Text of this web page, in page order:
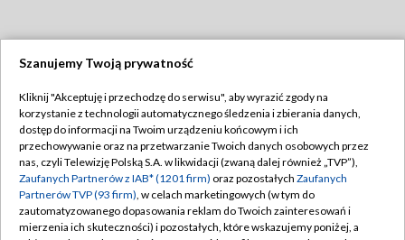
TVP
Abonament TVP
Emisja w TVP
Centrum informacji TVP
Naziemna Telewizja Cyfrowa
Regulamin TVP
Polityka prywatności
Moje zgody
Szanujemy Twoją prywatność
Kliknij "Akceptuję i przechodzę do serwisu", aby wyrazić zgody na
korzystanie z technologii automatycznego śledzenia i zbierania danych,
dostęp do informacji na Twoim urządzeniu końcowym i ich
przechowywanie oraz na przetwarzanie Twoich danych osobowych przez
nas, czyli Telewizję Polską S.A. w likwidacji (zwaną dalej również „TVP”),
Zaufanych Partnerów z IAB* (1201 firm) oraz pozostałych Zaufanych
Partnerów TVP (93 firm), w celach marketingowych (w tym do
zautomatyzowanego dopasowania reklam do Twoich zainteresowań i
mierzenia ich skuteczności) i pozostałych, które wskazujemy poniżej, a